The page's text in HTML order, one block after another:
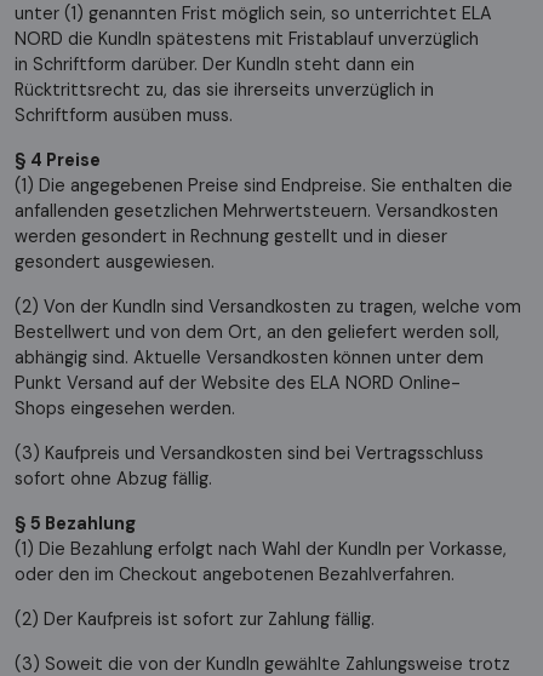
unter (1) genannten Frist möglich sein, so unterrichtet ELA
NORD die KundIn spätestens mit Fristablauf unverzüglich
in Schriftform darüber. Der KundIn steht dann ein
Rücktrittsrecht zu, das sie ihrerseits unverzüglich in
Schriftform ausüben muss.
§ 4 Preise
(1) Die angegebenen Preise sind Endpreise. Sie enthalten die
anfallenden gesetzlichen Mehrwertsteuern. Versandkosten
werden gesondert in Rechnung gestellt und in dieser
gesondert ausgewiesen.
(2) Von der KundIn sind Versandkosten zu tragen, welche vom
Bestellwert und von dem Ort, an den geliefert werden soll,
abhängig sind. Aktuelle Versandkosten können unter dem
Punkt Versand auf der Website des ELA NORD Online-
Shops eingesehen werden.
(3) Kaufpreis und Versandkosten sind bei Vertragsschluss
sofort ohne Abzug fällig.
§ 5 Bezahlung
(1) Die Bezahlung erfolgt nach Wahl der KundIn per Vorkasse,
oder den im Checkout angebotenen Bezahlverfahren.
(2) Der Kaufpreis ist sofort zur Zahlung fällig.
(3) Soweit die von der KundIn gewählte Zahlungsweise trotz